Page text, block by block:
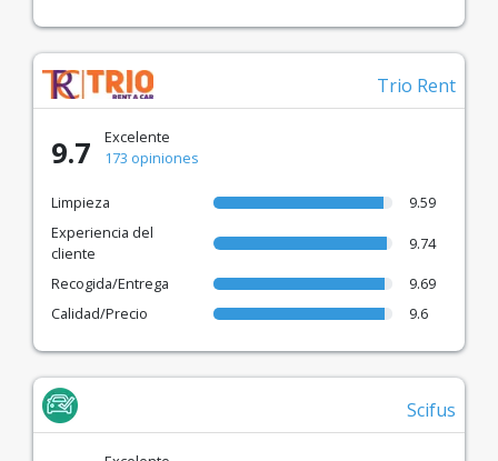
Trio Rent
9.7
Excelente
173 opiniones
Limpieza
9.59
Experiencia del
cliente
9.74
Recogida/Entrega
9.69
Calidad/Precio
9.6
Scifus